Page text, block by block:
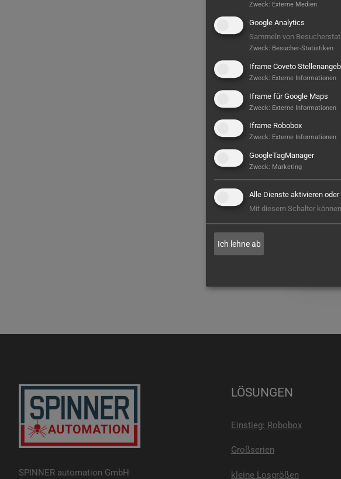
Hier
steht
SPINNER automation GmbH
LÖSUNGEN
Einstieg: Robobox
Großserien
kleine Losgrößen
Zweck: Externe Medien
Google Analytics
Sammeln von
Zweck: Besucher-Statistiken
Iframe Coveto
Zweck: Externe Informationen
Iframe für Google Maps
Zweck: Externe Informationen
Iframe Robobox
Zweck: Externe Informationen
GoogleTagManager
Zweck: Marketing
Alle Dienste aktivieren
Mit diesem Schalter
Ich lehne ab